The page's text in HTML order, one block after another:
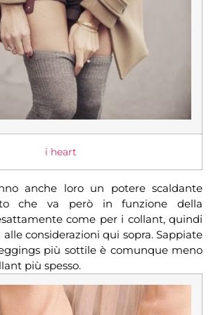
i heart
anche loro un potere scaldante
che va però in funzione della
come per i collant, quindi
considerazioni qui sopra. Sappiate
più sottile è comunque meno
più spesso.